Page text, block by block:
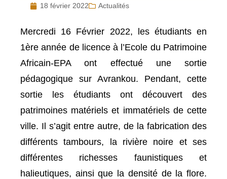
18 février 2022 Actualités
Mercredi 16 Février 2022, les étudiants en
1ère année de licence à l’Ecole du Patrimoine
Africain-EPA ont effectué une sortie
pédagogique sur Avrankou. Pendant, cette
sortie les étudiants ont découvert des
patrimoines matériels et immatériels de cette
ville. Il s’agit entre autre, de la fabrication des
différents tambours, la rivière noire et ses
différentes richesses faunistiques et
halieutiques, ainsi que la densité de la flore.